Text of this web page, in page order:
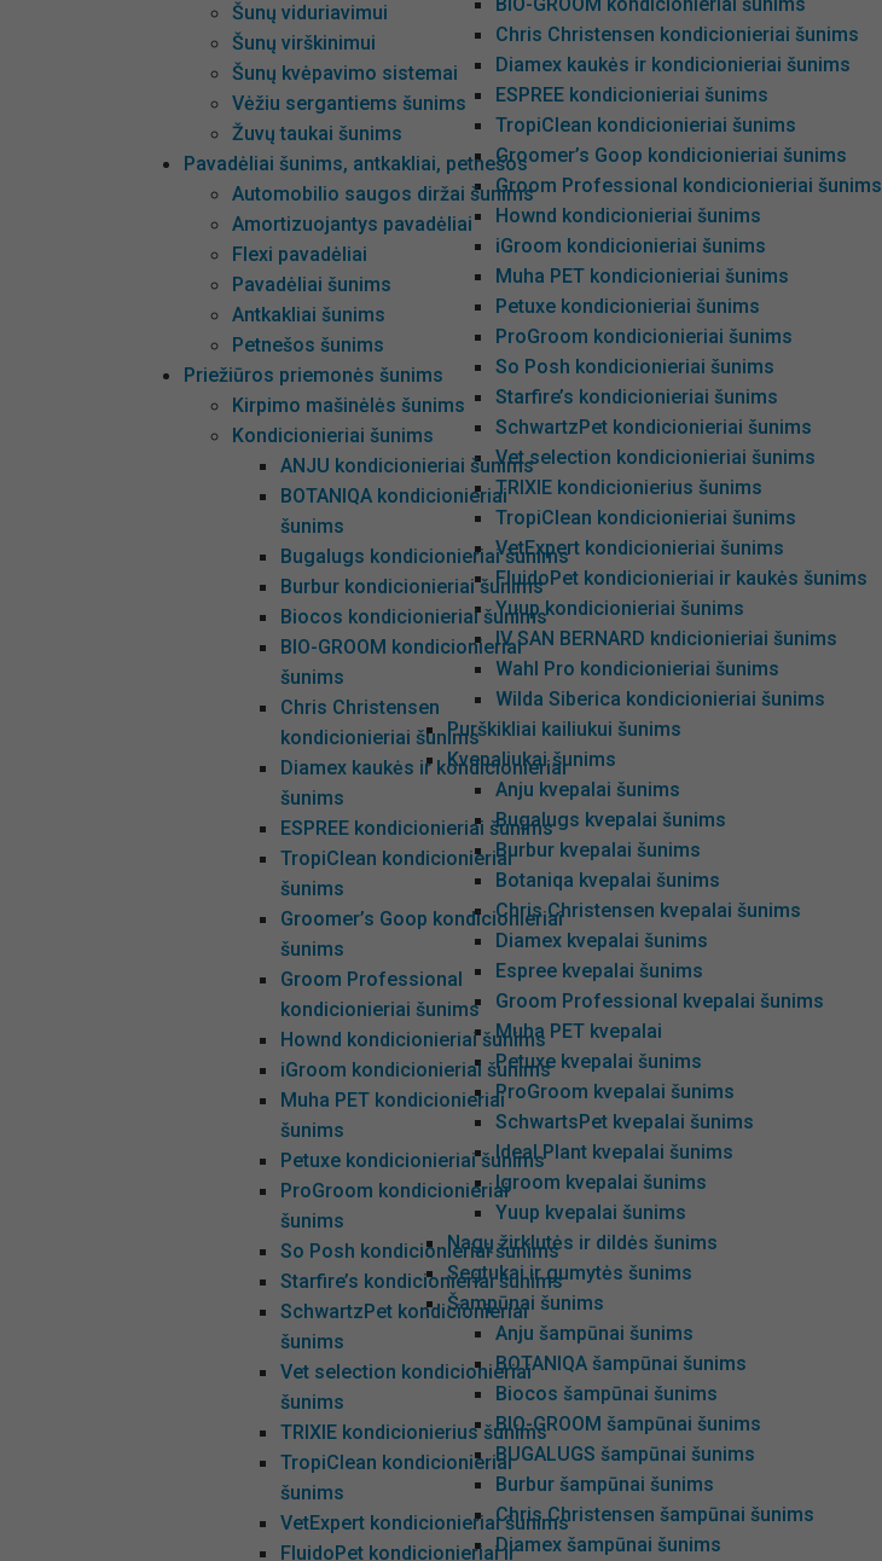
Chris Christensen kondicionieriai šunims
Diamex kaukės ir kondicionieriai šunims
ESPREE kondicionieriai šunims
TropiClean kondicionieriai šunims
Groomer’s Goop kondicionieriai šunims
Groom Professional kondicionieriai šunims
Hownd kondicionieriai šunims
iGroom kondicionieriai šunims
Muha PET kondicionieriai šunims
Petuxe kondicionieriai šunims
ProGroom kondicionieriai šunims
So Posh kondicionieriai šunims
Starfire’s kondicionieriai šunims
SchwartzPet kondicionieriai šunims
Vet selection kondicionieriai šunims
TRIXIE kondicionierius šunims
TropiClean kondicionieriai šunims
VetExpert kondicionieriai šunims
FluidoPet kondicionieriai ir kaukės šunims
Yuup kondicionieriai šunims
IV SAN BERNARD kndicionieriai šunims
Wahl Pro kondicionieriai šunims
Wilda Siberica kondicionieriai šunims
Purškikliai kailiukui šunims
Kvepaliukai šunims
Anju kvepalai šunims
Bugalugs kvepalai šunims
Burbur kvepalai šunims
Botaniqa kvepalai šunims
Chris Christensen kvepalai šunims
Diamex kvepalai šunims
Espree kvepalai šunims
Groom Professional kvepalai šunims
Muha PET kvepalai
Petuxe kvepalai šunims
ProGroom kvepalai šunims
SchwartsPet kvepalai šunims
Ideal Plant kvepalai šunims
Igroom kvepalai šunims
Yuup kvepalai šunims
Nagų žirklutės ir dildės šunims
Segtukai ir gumytės šunims
Šampūnai šunims
Anju šampūnai šunims
BOTANIQA šampūnai šunims
Biocos šampūnai šunims
BIO-GROOM šampūnai šunims
BUGALUGS šampūnai šunims
Burbur šampūnai šunims
Chris Christensen šampūnai šunims
Diamex šampūnai šunims
Šunų viduriavimui
Šunų virškinimui
Šunų kvėpavimo sistemai
Vėžiu sergantiems šunims
Žuvų taukai šunims
Pavadėliai šunims, antkakliai, petnešos
Automobilio saugos diržai šunims
Amortizuojantys pavadėliai
Flexi pavadėliai
Pavadėliai šunims
Antkakliai šunims
Petnešos šunims
Priežiūros priemonės šunims
Kirpimo mašinėlės šunims
Kondicionieriai šunims
ANJU kondicionieriai šunims
BOTANIQA kondicionieriai
šunims
Bugalugs kondicionieriai šunims
Burbur kondicionieriai šunims
Biocos kondicionieriai šunims
BIO-GROOM kondicionieriai
šunims
Chris Christensen
kondicionieriai šunims
Diamex kaukės ir kondicionieriai
šunims
ESPREE kondicionieriai šunims
TropiClean kondicionieriai
šunims
Groomer’s Goop kondicionieriai
šunims
Groom Professional
kondicionieriai šunims
Hownd kondicionieriai šunims
iGroom kondicionieriai šunims
Muha PET kondicionieriai
šunims
Petuxe kondicionieriai šunims
ProGroom kondicionieriai
šunims
So Posh kondicionieriai šunims
Starfire’s kondicionieriai šunims
SchwartzPet kondicionieriai
šunims
Vet selection kondicionieriai
šunims
TRIXIE kondicionierius šunims
TropiClean kondicionieriai
šunims
VetExpert kondicionieriai šunims
FluidoPet kondicionieriai ir